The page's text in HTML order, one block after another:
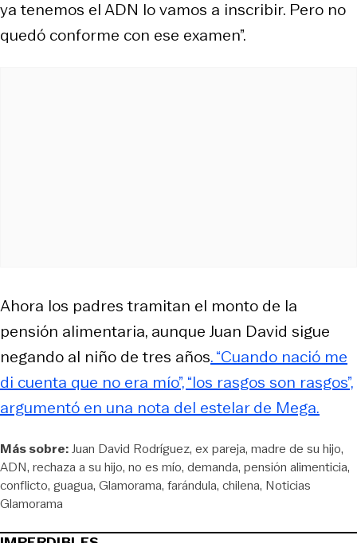
ya tenemos el ADN lo vamos a inscribir. Pero no
quedó conforme con ese examen”.
Ahora los padres tramitan el monto de la
pensión alimentaria, aunque Juan David sigue
negando al niño de tres años. “Cuando nació me
di cuenta que no era mío”, “los rasgos son rasgos”,
argumentó en una nota del estelar de Mega.
Más sobre:Juan David Rodríguez ex pareja madre de su hijo
ADN rechaza a su hijo no es mío demanda pensión alimenticia
conflicto guagua Glamorama farándula chilena Noticias
Glamorama